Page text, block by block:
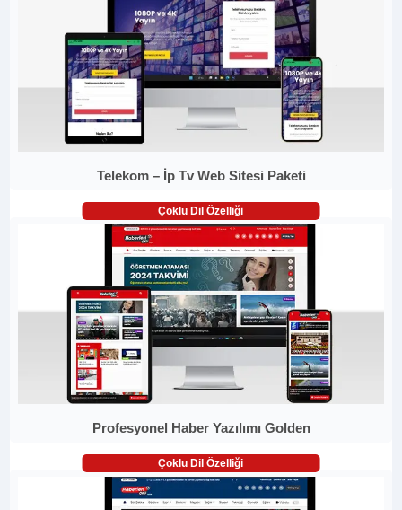
Telekom – İp Tv Web Sitesi Paketi
Çoklu Dil Özelliği
Profesyonel Haber Yazılımı Golden
Çoklu Dil Özelliği